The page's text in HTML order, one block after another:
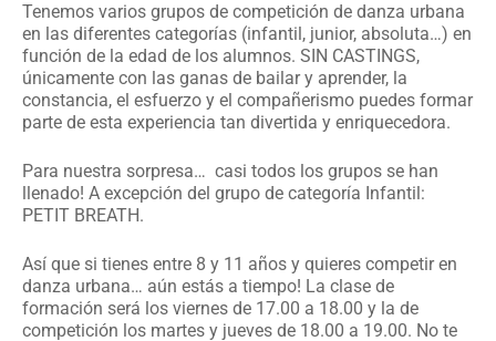
Tenemos varios grupos de competición de danza urbana
en las diferentes categorías (infantil, junior, absoluta…) en
función de la edad de los alumnos. SIN CASTINGS,
únicamente con las ganas de bailar y aprender, la
constancia, el esfuerzo y el compañerismo puedes formar
parte de esta experiencia tan divertida y enriquecedora.
Para nuestra sorpresa… casi todos los grupos se han
llenado! A excepción del grupo de categoría Infantil:
PETIT BREATH.
Así que si tienes entre 8 y 11 años y quieres competir en
danza urbana… aún estás a tiempo! La clase de
formación será los viernes de 17.00 a 18.00 y la de
competición los martes y jueves de 18.00 a 19.00. No te